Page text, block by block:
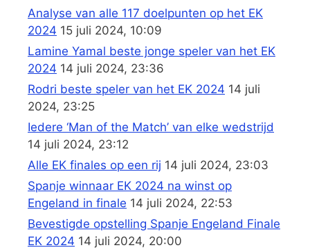
Analyse van alle 117 doelpunten op het EK
2024 15 juli 2024, 10:09
Lamine Yamal beste jonge speler van het EK
2024 14 juli 2024, 23:36
Rodri beste speler van het EK 2024 14 juli
2024, 23:25
Iedere ‘Man of the Match’ van elke wedstrijd
14 juli 2024, 23:12
Alle EK finales op een rij 14 juli 2024, 23:03
Spanje winnaar EK 2024 na winst op
Engeland in finale 14 juli 2024, 22:53
Bevestigde opstelling Spanje Engeland Finale
EK 2024 14 juli 2024, 20:00